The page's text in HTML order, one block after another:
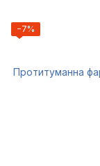
−7%
Протитуманна